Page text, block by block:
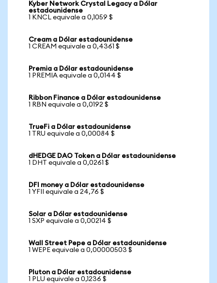
Kyber Network Crystal Legacy a Dólar
estadounidense
1 KNCL equivale a 0,1059 $
Cream a Dólar estadounidense
1 CREAM equivale a 0,4361 $
Premia a Dólar estadounidense
1 PREMIA equivale a 0,0144 $
Ribbon Finance a Dólar estadounidense
1 RBN equivale a 0,0192 $
TrueFi a Dólar estadounidense
1 TRU equivale a 0,00084 $
dHEDGE DAO Token a Dólar estadounidense
1 DHT equivale a 0,0261 $
DFI money a Dólar estadounidense
1 YFII equivale a 24,76 $
Solar a Dólar estadounidense
1 SXP equivale a 0,00214 $
Wall Street Pepe a Dólar estadounidense
1 WEPE equivale a 0,00000503 $
Pluton a Dólar estadounidense
1 PLU equivale a 0,1236 $